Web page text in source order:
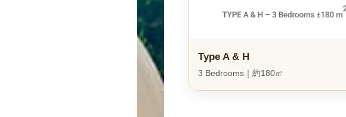
Type A & H
3 Bedrooms｜約180㎡